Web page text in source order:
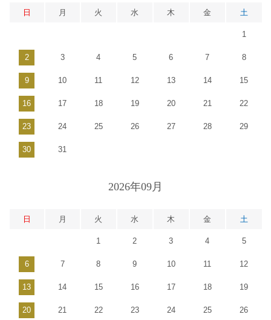
日 月 火 水 木 金 土
1
2 3 4 5 6 7 8
9 10 11 12 13 14 15
16 17 18 19 20 21 22
23 24 25 26 27 28 29
30 31
2026年09月
日 月 火 水 木 金 土
1 2 3 4 5
6 7 8 9 10 11 12
13 14 15 16 17 18 19
20 21 22 23 24 25 26